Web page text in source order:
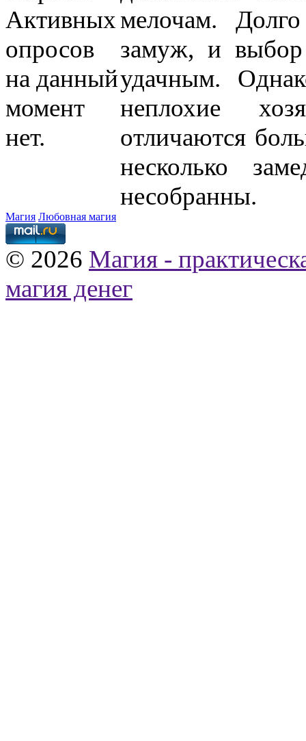
Активных
опросов
на данный
момент
нет.
мелочам.
замуж, и
удачным.
неплохие
отличаются
несколько
несобранны.
Магия Любовная магия
© 2026 Магия -
магия денег